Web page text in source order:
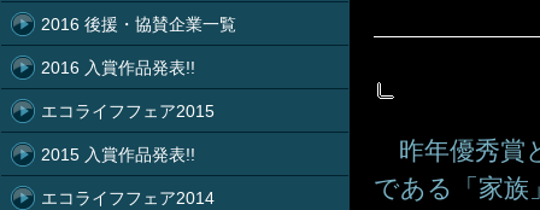
昨年優秀賞
である「家
2016 後援・協賛企業一覧
2016 入賞作品発表!!
エコライフフェア2015
2015 入賞作品発表!!
エコライフフェア2014